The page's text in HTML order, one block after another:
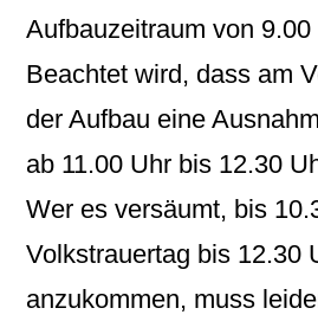
Aufbauzeitraum von
Beachtet wird, dass am
der Aufbau eine
ab 11.00 Uhr bis 12.30
Wer es versäumt, bis
Volkstrauertag bis 12.30
anzukommen, muss